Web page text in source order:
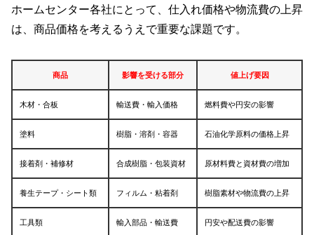
ホームセンター各社にとって、仕入れ価格や物流費の上昇
は、商品価格を考えるうえで重要な課題です。
商品 影響を受ける部分 値上げ要因
木材・合板 輸送費・輸入価格 燃料費や円安の影響
塗料 樹脂・溶剤・容器 石油化学原料の価格上昇
接着剤・補修材 合成樹脂・包装資材 原材料費と資材費の増加
養生テープ・シート類 フィルム・粘着剤 樹脂素材や物流費の上昇
工具類 輸入部品・輸送費 円安や配送費の影響